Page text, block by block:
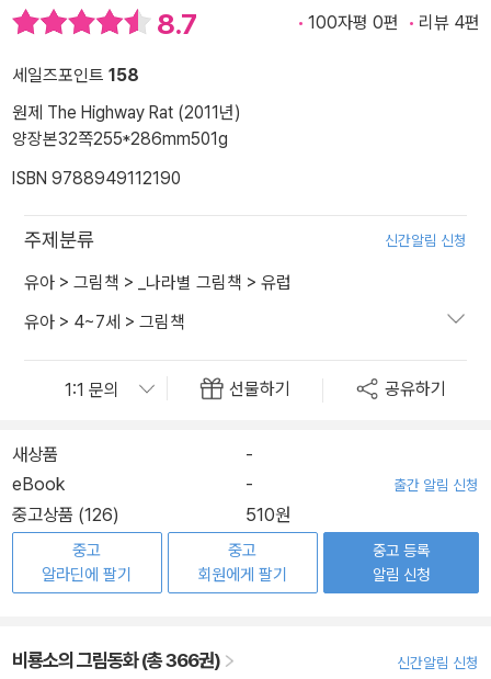
8.7 100자평 0편 리뷰 4편
세일즈포인트 158
원제 The Highway Rat (2011년)
양장본32쪽255*286mm501g
ISBN 9788949112190
주제분류 신간알림 신청
유아 > 그림책 > _나라별 그림책 > 유럽
유아 > 4~7세 > 그림책
선물하기 공유하기
새상품
-
eBook
- 출간 알림 신청
중고상품 (126) 510원
중고
알라딘에 팔기
중고
회원에게 팔기
중고 등록
알림 신청
비룡소의 그림동화 (총 366권) 신간알림 신청